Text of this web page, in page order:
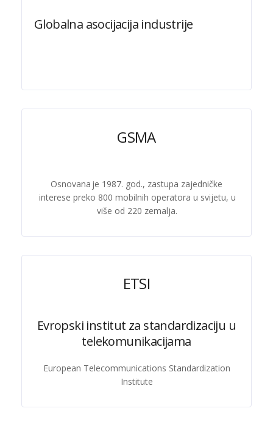
Globalna asocijacija industrije
GSMA
Osnovana je 1987. god., zastupa zajedničke
interese preko 800 mobilnih operatora u svijetu, u
više od 220 zemalja.
ETSI
Evropski institut za standardizaciju u
telekomunikacijama
European Telecommunications Standardization
Institute